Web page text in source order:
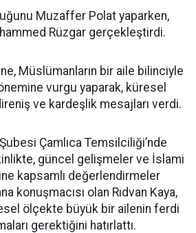
Muzaffer Polat yaparken,
Rüzgar gerçekleştirdi.
Müslümanların bir aile bilinciyle
vurgu yaparak, küresel
ve kardeşlik mesajları verdi.
Çamlıca Temsilciliği’nde
güncel gelişmeler ve İslami
kapsamlı değerlendirmeler
konuşmacısı olan Rıdvan Kaya,
ölçekte büyük bir ailenin ferdi
gerektiğini hatırlattı.